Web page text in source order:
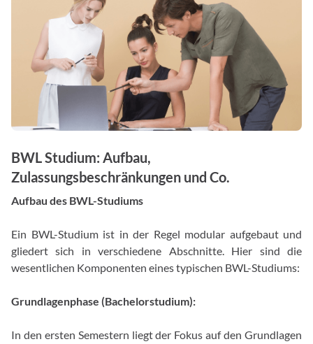
BWL Studium: Aufbau,
Zulassungsbeschränkungen und Co.
Aufbau des BWL-Studiums
Ein BWL-Studium ist in der Regel modular aufgebaut und
gliedert sich in verschiedene Abschnitte. Hier sind die
wesentlichen Komponenten eines typischen BWL-Studiums:
Grundlagenphase (Bachelorstudium):
In den ersten Semestern liegt der Fokus auf den Grundlagen